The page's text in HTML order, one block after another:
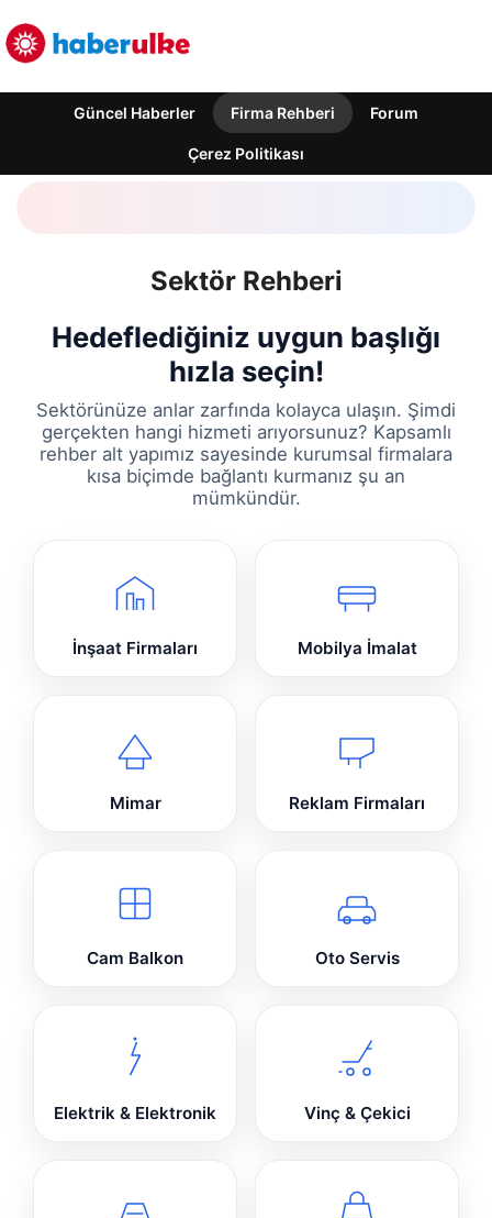
Güncel Haberler Firma Rehberi Forum
Çerez Politikası
Sektör Rehberi
Hedeflediğiniz uygun başlığı
hızla seçin!
Sektörünüze anlar zarfında kolayca ulaşın. Şimdi
gerçekten hangi hizmeti arıyorsunuz? Kapsamlı
rehber alt yapımız sayesinde kurumsal firmalara
kısa biçimde bağlantı kurmanız şu an
mümkündür.
İnşaat Firmaları Mobilya İmalat
Mimar Reklam Firmaları
Cam Balkon Oto Servis
Elektrik & Elektronik Vinç & Çekici